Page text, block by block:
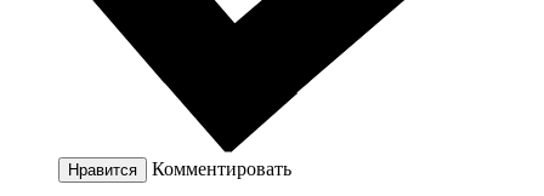
Нравится Комментировать